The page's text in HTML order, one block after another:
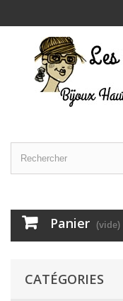
Panier (vide)
CATÉGORIES